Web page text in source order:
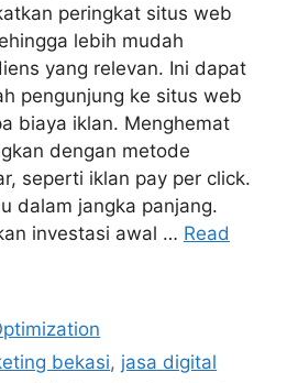
peringkat situs web
lebih mudah
yang relevan. Ini dapat
pengunjung ke situs web
biaya iklan. Menghemat
dengan metode
seperti iklan pay per click.
dalam jangka panjang.
investasi awal … Read
bekasi, jasa digital